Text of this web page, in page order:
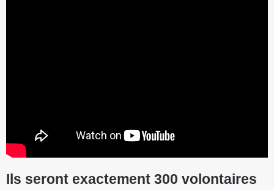
Ils seront exactement 300 volontaires